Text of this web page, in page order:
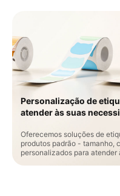
Personalização de
atender às suas
Oferecemos soluções de
produtos padrão - tamanho,
personalizados para